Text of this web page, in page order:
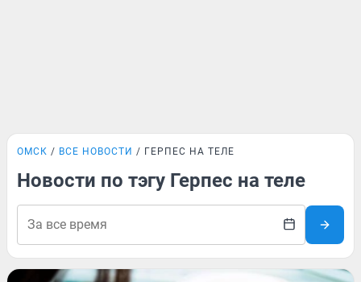
ОМСК ВСЕ НОВОСТИ ГЕРПЕС НА ТЕЛЕ
Новости по тэгу Герпес на теле